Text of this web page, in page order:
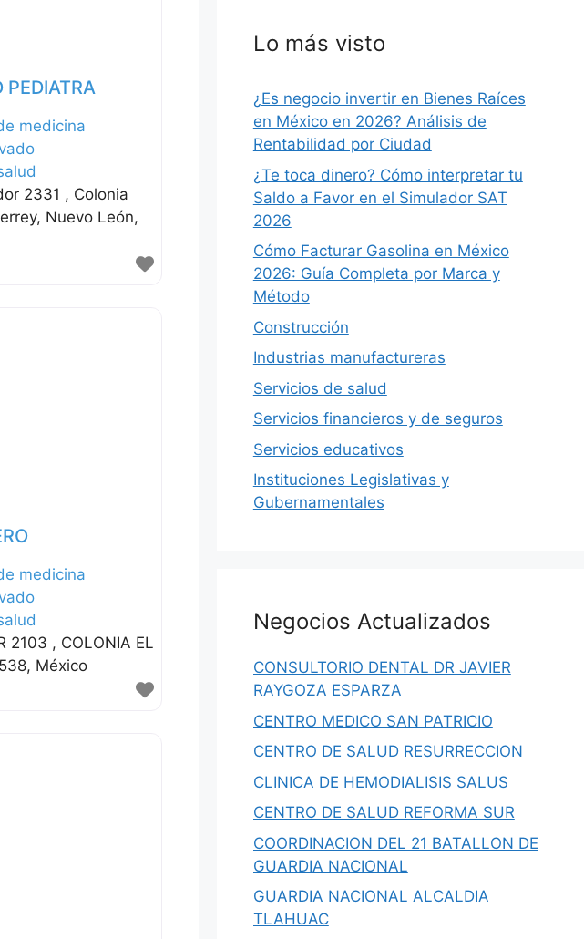
PEDIATRA
medicina
2331 , Colonia
Nuevo León
medicina
2103 , COLONIA EL
México
Lo más visto
¿Es negocio invertir en Bienes Raíces
en México en 2026? Análisis de
Rentabilidad por Ciudad
¿Te toca dinero? Cómo interpretar tu
Saldo a Favor en el Simulador SAT
2026
Cómo Facturar Gasolina en México
2026: Guía Completa por Marca y
Método
Construcción
Industrias manufactureras
Servicios de salud
Servicios financieros y de seguros
Servicios educativos
Instituciones Legislativas y
Gubernamentales
Negocios Actualizados
CONSULTORIO DENTAL DR JAVIER
RAYGOZA ESPARZA
CENTRO MEDICO SAN PATRICIO
CENTRO DE SALUD RESURRECCION
CLINICA DE HEMODIALISIS SALUS
CENTRO DE SALUD REFORMA SUR
COORDINACION DEL 21 BATALLON DE
GUARDIA NACIONAL
GUARDIA NACIONAL ALCALDIA
TLAHUAC